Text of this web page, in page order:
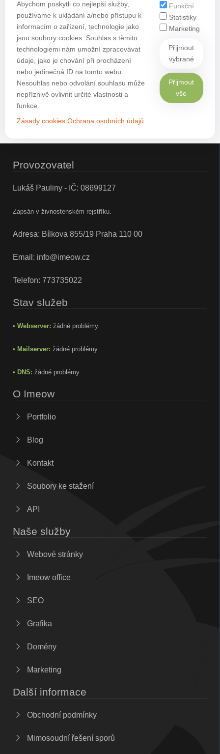
Abychom poskytli co nejlepší služby,
používáme k ukládání a/nebo přístupu k
informacím o zařízení, technologie jako
jsou soubory cookies. Souhlas s těmito
technologiemi nám umožní zpracovávat
údaje, jako je chování při procházení
nebo jedinečná ID na tomto webu.
Nesouhlas nebo odvolání souhlasu může
nepříznivě ovlivnit určité vlastnosti a
funkce.
Zásady cookies Ochrana osobních údajů
Funkční
Statistiky
Marketing
Přijmout
vybrané
Přijmout
vše
Provozovatel
Lukáš Pauliny - IČ: 08699127
Zapsán v živnostenském rejstříku.
Adresa: Bílkova 855/19 Praha 110 00
Email: info@imeow.cz
Telefon: 773735022
Stav služeb
• Webserver: žádné problémy.
• Mailserver: žádné problémy.
• DNS: žádné problémy.
O Imeow
Portfolio
Blog
Kontakt
Soubory ke stažení
API
Naše služby
Webové stránky
Imeow office
SEO
Grafika
Domény
Marketing
Další informace
Obchodní podmínky
Mimosoudní řešení sporů